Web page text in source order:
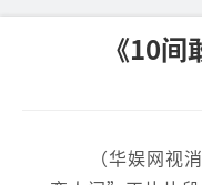
《10
（华娱网